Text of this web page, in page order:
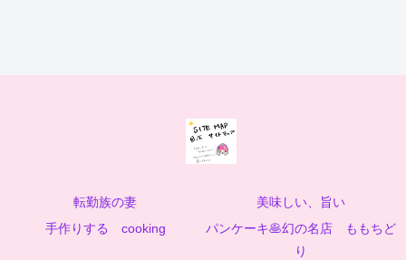
転勤族の妻
美味しい、旨い
手作りする cooking
パンケーキ🥞幻の名店 ももちど
り